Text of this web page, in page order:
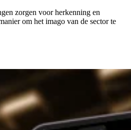
zorgen voor herkenning en
om het imago van de sector te